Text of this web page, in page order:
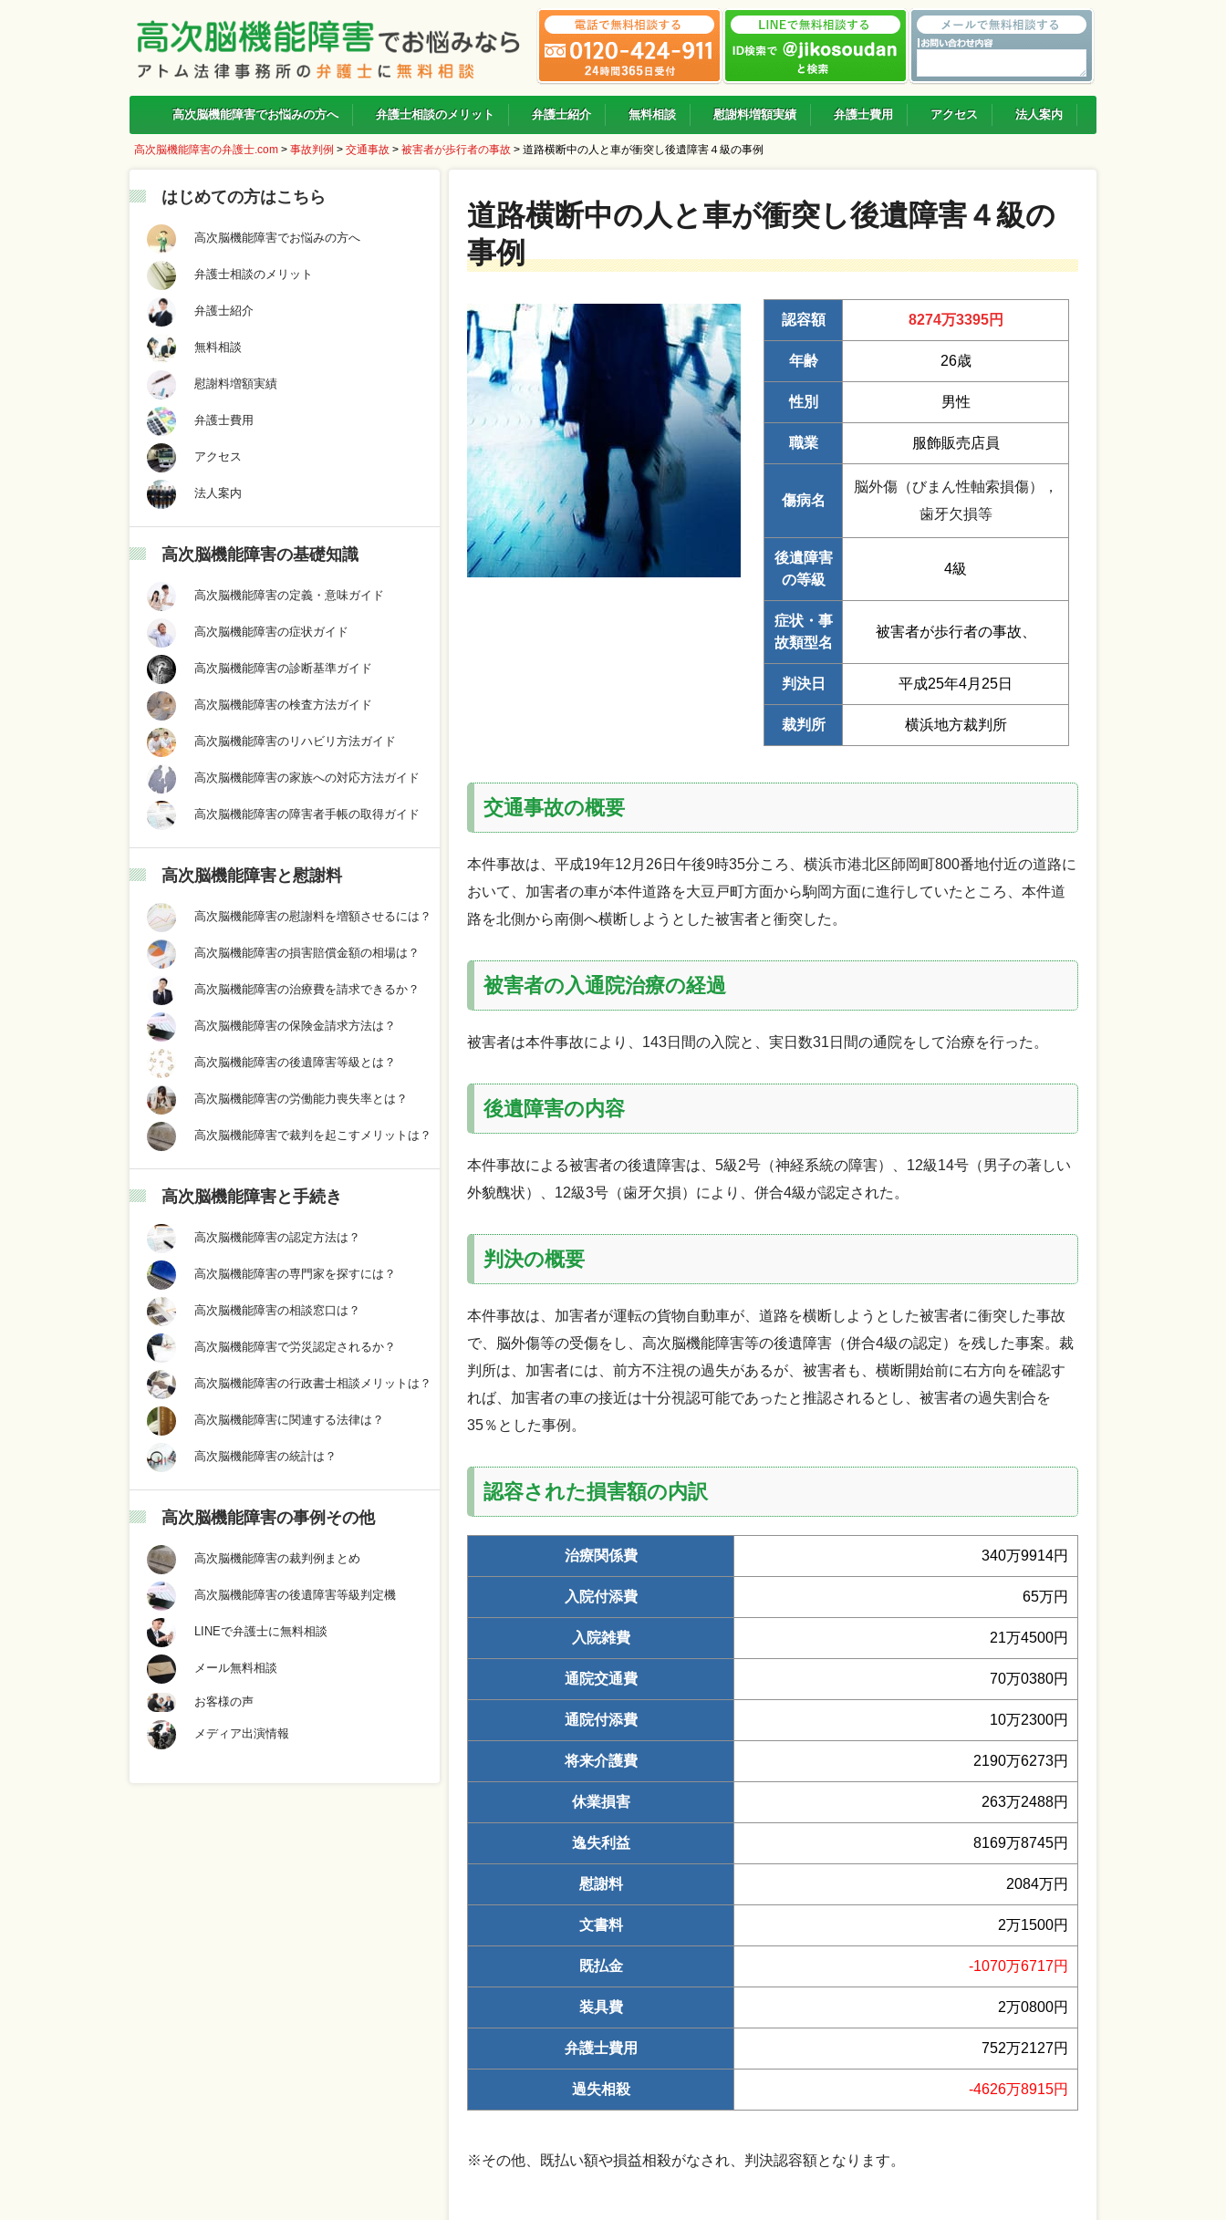
高次脳機能障害でお悩みの方へ 弁護士相談のメリット 弁護士紹介 無料相談 慰謝料増額実績 弁護士費用 アクセス 法人案内
高次脳機能障害の弁護士.com > 事故判例 > 交通事故 > 被害者が歩行者の事故 > 道路横断中の人と車が衝突し後遺障害４級の事例
道路横断中の人と車が衝突し後遺障害４級の
事例
認容額 8274万3395円
年齢 26歳
性別 男性
職業 服飾販売店員
傷病名
脳外傷（びまん性軸索損傷），
歯牙欠損等
後遺障害
の等級
4級
症状・事
故類型名
被害者が歩行者の事故、
判決日 平成25年4月25日
裁判所 横浜地方裁判所
交通事故の概要
本件事故は、平成19年12月26日午後9時35分ころ、横浜市港北区師岡町800番地付近の道路に
おいて、加害者の車が本件道路を大豆戸町方面から駒岡方面に進行していたところ、本件道
路を北側から南側へ横断しようとした被害者と衝突した。
被害者の入通院治療の経過
被害者は本件事故により、143日間の入院と、実日数31日間の通院をして治療を行った。
後遺障害の内容
本件事故による被害者の後遺障害は、5級2号（神経系統の障害）、12級14号（男子の著しい
外貌醜状）、12級3号（歯牙欠損）により、併合4級が認定された。
判決の概要
本件事故は、加害者が運転の貨物自動車が、道路を横断しようとした被害者に衝突した事故
で、脳外傷等の受傷をし、高次脳機能障害等の後遺障害（併合4級の認定）を残した事案。裁
判所は、加害者には、前方不注視の過失があるが、被害者も、横断開始前に右方向を確認す
れば、加害者の車の接近は十分視認可能であったと推認されるとし、被害者の過失割合を
35％とした事例。
認容された損害額の内訳
治療関係費 340万9914円
入院付添費 65万円
入院雑費 21万4500円
通院交通費 70万0380円
通院付添費 10万2300円
将来介護費 2190万6273円
休業損害 263万2488円
逸失利益 8169万8745円
慰謝料 2084万円
文書料 2万1500円
既払金 -1070万6717円
装具費 2万0800円
弁護士費用 752万2127円
過失相殺 -4626万8915円
※その他、既払い額や損益相殺がなされ、判決認容額となります。
はじめての方はこちら
高次脳機能障害でお悩みの方へ
弁護士相談のメリット
弁護士紹介
無料相談
慰謝料増額実績
弁護士費用
アクセス
法人案内
高次脳機能障害の基礎知識
高次脳機能障害の定義・意味ガイド
高次脳機能障害の症状ガイド
高次脳機能障害の診断基準ガイド
高次脳機能障害の検査方法ガイド
高次脳機能障害のリハビリ方法ガイド
高次脳機能障害の家族への対応方法ガイド
高次脳機能障害の障害者手帳の取得ガイド
高次脳機能障害と慰謝料
高次脳機能障害の慰謝料を増額させるには？
高次脳機能障害の損害賠償金額の相場は？
高次脳機能障害の治療費を請求できるか？
高次脳機能障害の保険金請求方法は？
高次脳機能障害の後遺障害等級とは？
高次脳機能障害の労働能力喪失率とは？
高次脳機能障害で裁判を起こすメリットは？
高次脳機能障害と手続き
高次脳機能障害の認定方法は？
高次脳機能障害の専門家を探すには？
高次脳機能障害の相談窓口は？
高次脳機能障害で労災認定されるか？
高次脳機能障害の行政書士相談メリットは？
高次脳機能障害に関連する法律は？
高次脳機能障害の統計は？
高次脳機能障害の事例その他
高次脳機能障害の裁判例まとめ
高次脳機能障害の後遺障害等級判定機
LINEで弁護士に無料相談
メール無料相談
お客様の声
メディア出演情報